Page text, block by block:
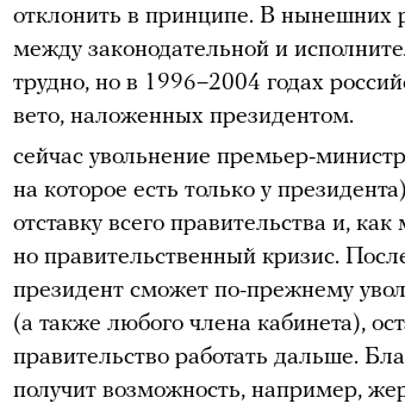
отклонить в принципе. В нынешних
между законодательной и
трудно, но в 1996–2004 годах
вето, наложенных президентом.
сейчас увольнение премьер-
на которое есть только у
отставку всего правительства и,
но правительственный кризис.
президент сможет по-прежнему
(а также любого члена кабинета),
правительство работать дальше.
получит возможность, например,